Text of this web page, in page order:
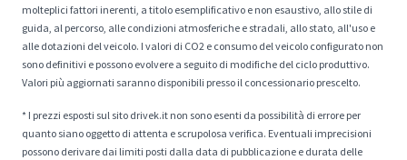
molteplici fattori inerenti, a titolo esemplificativo e non esaustivo, allo stile di
guida, al percorso, alle condizioni atmosferiche e stradali, allo stato, all'uso e
alle dotazioni del veicolo. I valori di CO2 e consumo del veicolo configurato non
sono definitivi e possono evolvere a seguito di modifiche del ciclo produttivo.
Valori più aggiornati saranno disponibili presso il concessionario prescelto.
* I prezzi esposti sul sito drivek.it non sono esenti da possibilità di errore per
quanto siano oggetto di attenta e scrupolosa verifica. Eventuali imprecisioni
possono derivare dai limiti posti dalla data di pubblicazione e durata delle